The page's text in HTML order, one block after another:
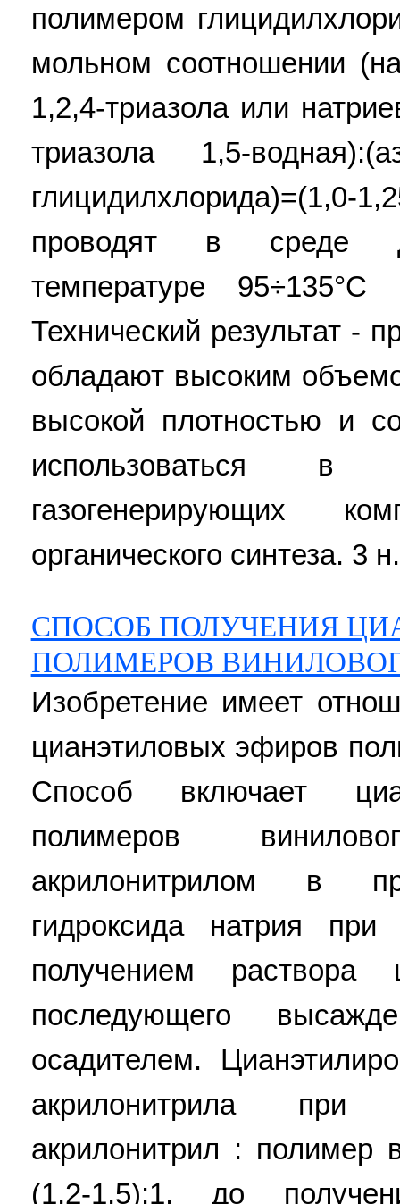
полимером
мольном соотношении
1,2,4-триазола или
триазола 1,5-
глицидилхлорида)=(1,0-
проводят в среде
температуре
Технический результат -
обладают высоким
высокой плотностью и
использоваться в
газогенерирующих
органического синтеза.
СПОСОБ ПОЛУЧЕНИЯ
ПОЛИМЕРОВ
Изобретение имеет
цианэтиловых эфиров
Способ включает
полимеров
акрилонитрилом в
гидроксида натрия
получением раствора
последующего
осадителем.
акрилонитрила при
акрилонитрил : полимер
(1,2-1,5):1, до